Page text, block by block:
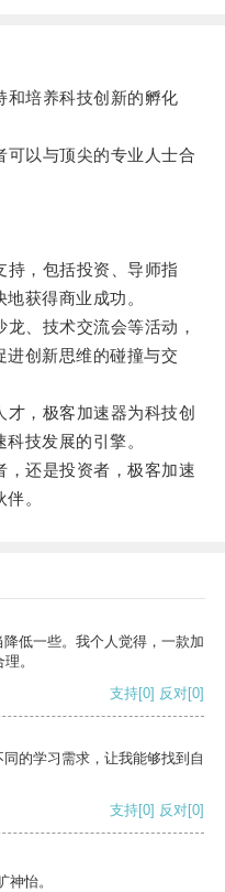
培养科技创新的孵化
以与顶尖的专业人士合
，包括投资、导师指
获得商业成功。
、技术交流会等活动，
进创新思维的碰撞与交
，极客加速器为科技创
技发展的引擎。
还是投资者，极客加速
。
低一些。我个人觉得，一款加
。
支持[0] 反对[0]
的学习需求，让我能够找到自
支持[0] 反对[0]
怡。